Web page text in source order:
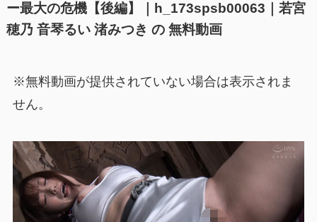
ー最大の危機【後編】｜h_173spsb00063｜若宮
穂乃 音琴るい 渚みつき の 無料動画
※無料動画が提供されていない場合は表示されま
せん。